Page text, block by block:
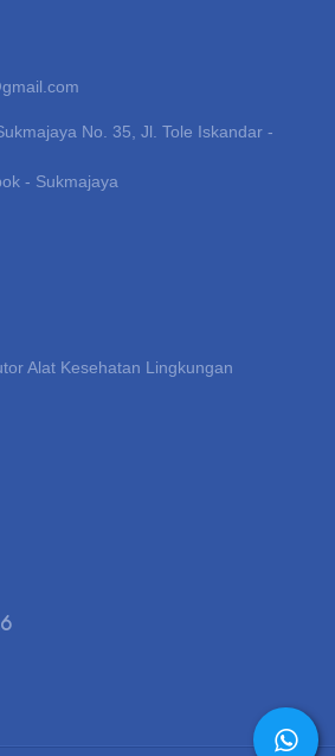
No. 35, Jl. Tole Iskandar -
- Sukmajaya
Alat Kesehatan Lingkungan